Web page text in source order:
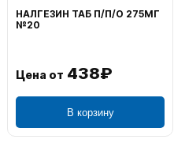
ВОЛЬТАРЕН ЭМУЛЬГЕЛЬ
НАРУЖ 2% 100Г
Цена от1 106₽
В корзину